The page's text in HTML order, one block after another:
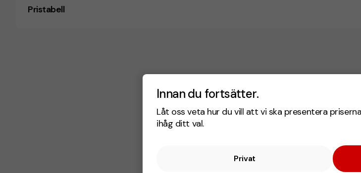
Innan du fortsätter.
Låt oss veta hur du vill att vi ska presentera
ihåg ditt val.
Privat
Pristabell